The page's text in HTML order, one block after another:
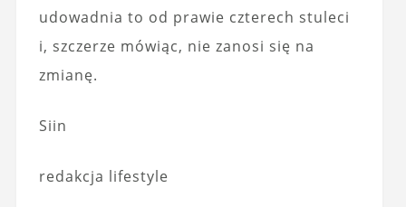
udowadnia to od prawie czterech stuleci
i, szczerze mówiąc, nie zanosi się na
zmianę.
Siin
redakcja lifestyle